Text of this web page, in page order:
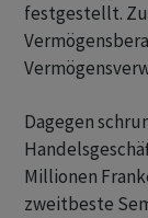
festgestellt.
Dagegen
Millionen
zweitbeste